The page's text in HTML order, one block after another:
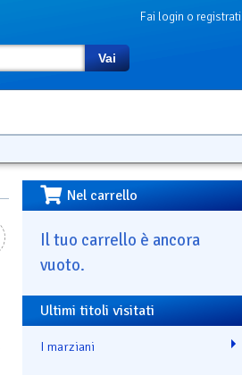
Fai login o registrati
Vai
Nel carrello
Il tuo carrello è ancora
vuoto.
Ultimi titoli visitati
I marziani